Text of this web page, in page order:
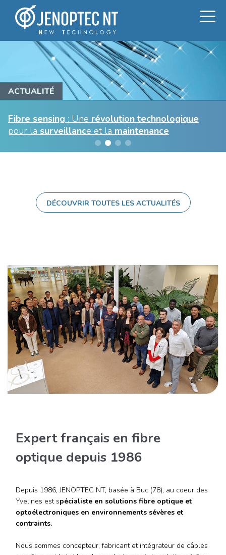
ACTUALITÉ
Fibre sensing : Une révolution technologique
pour la surveillance et la maintenance
DÉCOUVRIR TOUTES LES ACTUALITÉS
Expert français en fibre
optique depuis 1986
Depuis 1986, JENOPTEC NT, basée à Buc (78), au coeur des
Yvelines est spécialiste en solutions fibre optique et
optoélectroniques en environnements sévères et
contraints.
Nous sommes concepteur, fabricant et intégrateur de câbles